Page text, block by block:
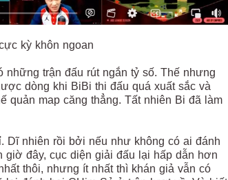
kỳ khôn ngoan
trận đấu rút ngắn tỷ số. Thế nhưng
dòng khi BiBi thi đấu quá xuất sắc và
quản map căng thẳng. Tất nhiên Bi đã làm
Dĩ nhiên rồi bởi nếu như không có ai đánh
giờ đây, cục diện giải đấu lại hấp dẫn hơn
thôi, nhưng ít nhất thì khán giả vẫn có